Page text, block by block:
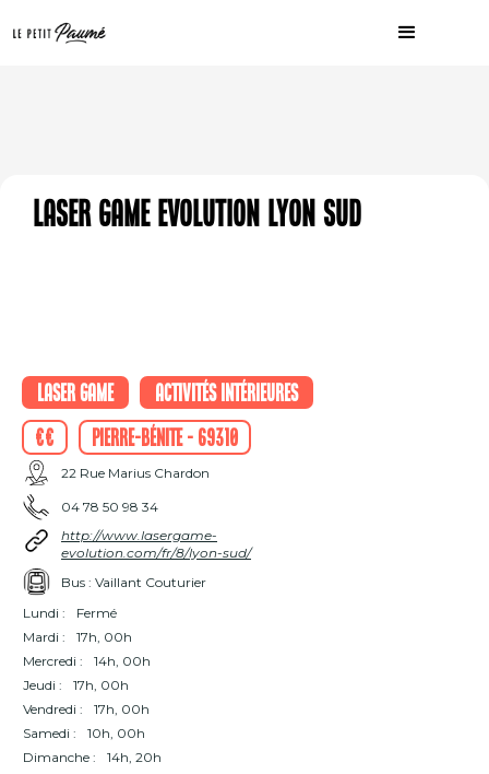
Laser Game Evolution Lyon Sud
Laser Game
Activités intérieures
€€
Pierre-Bénite - 69310
22 Rue Marius Chardon
04 78 50 98 34
http://www.lasergame-
evolution.com/fr/8/lyon-sud/
Bus : Vaillant Couturier
Lundi :
Fermé
Mardi :
17h, 00h
Mercredi :
14h, 00h
Jeudi :
17h, 00h
Vendredi :
17h, 00h
Samedi :
10h, 00h
Dimanche :
14h, 20h